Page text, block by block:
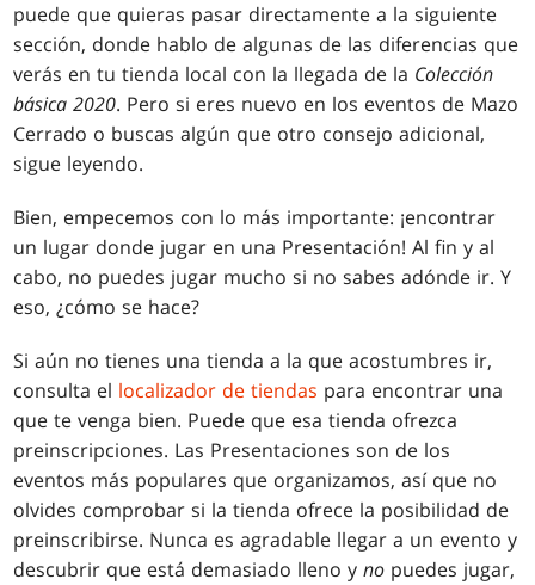
puede que quieras pasar directamente a la siguiente
sección, donde hablo de algunas de las diferencias que
verás en tu tienda local con la llegada de la Colección
básica 2020. Pero si eres nuevo en los eventos de Mazo
Cerrado o buscas algún que otro consejo adicional,
sigue leyendo.
Bien, empecemos con lo más importante: ¡encontrar
un lugar donde jugar en una Presentación! Al fin y al
cabo, no puedes jugar mucho si no sabes adónde ir. Y
eso, ¿cómo se hace?
Si aún no tienes una tienda a la que acostumbres ir,
consulta el localizador de tiendas para encontrar una
que te venga bien. Puede que esa tienda ofrezca
preinscripciones. Las Presentaciones son de los
eventos más populares que organizamos, así que no
olvides comprobar si la tienda ofrece la posibilidad de
preinscribirse. Nunca es agradable llegar a un evento y
descubrir que está demasiado lleno yno puedes jugar,